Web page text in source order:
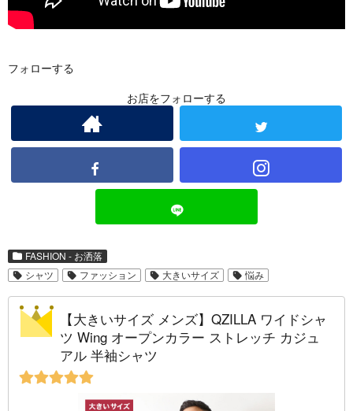
フォローする
お店をフォローする
FASHION - お洒落
シャツ
ファッション 大きいサイズ 悩み
【大きいサイズ メンズ】QZILLA ワイドシャ
ツ Wing オープンカラー ストレッチ カジュ
アル 半袖シャツ